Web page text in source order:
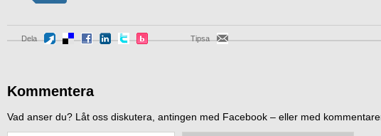
Dela Tipsa
Kommentera
Vad anser du? Låt oss diskutera, antingen med Facebook – eller med